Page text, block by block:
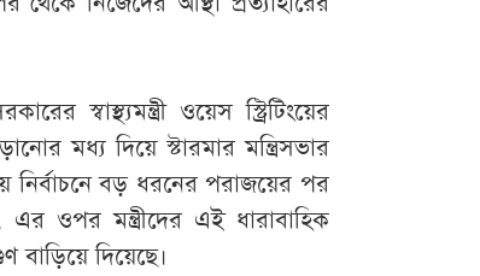
স্বাস্থ্যমন্ত্রী ওয়েস স্ট্রিটিংয়ের
মধ্য দিয়ে স্টারমার মন্ত্রিসভার
নির্বাচনে বড় ধরনের পরাজয়ের পর
এর ওপর মন্ত্রীদের এই ধারাবাহিক
বাড়িয়ে দিয়েছে।